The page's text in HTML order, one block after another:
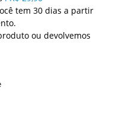
tem 30 dias a partir
ou devolvemos